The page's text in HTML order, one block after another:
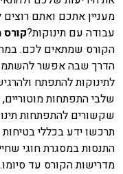
מעניין אתכם ואתם
עבודה עם תינוקות?קורס
הקורס שמתאים לכם.
הדרך שבה אפשר להשתמש
לתינוקות להתפתח
שלבי התפתחות מוטוריים,
שקשורים להתפתחות
תרכשו ידע בכללי
התנסות במסגרת חוגי
מדרישות הקורס עד סיומו.